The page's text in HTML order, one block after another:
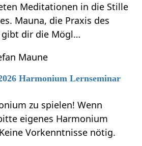
Meditationen in die Stille
Mauna, die Praxis des
gibt dir die Mögl…
Maune
Harmonium Lernseminar
zu spielen! Wenn
eigenes Harmonium
Vorkenntnisse nötig.